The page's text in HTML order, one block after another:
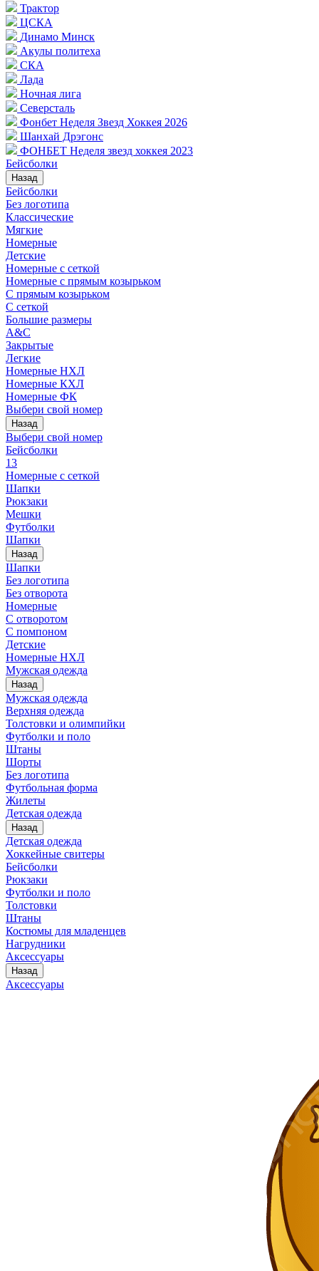
Трактор
ЦСКА
Динамо Минск
Акулы политеха
СКА
Лада
Ночная лига
Северсталь
Фонбет Неделя Звезд Хоккея 2026
Шанхай Дрэгонс
ФОНБЕТ Неделя звезд хоккея 2023
Бейсболки
Назад
Бейсболки
Без логотипа
Классические
Мягкие
Номерные
Детские
Номерные с сеткой
Номерные с прямым козырьком
С прямым козырьком
С сеткой
Большие размеры
A&C
Закрытые
Легкие
Номерные НХЛ
Номерные КХЛ
Номерные ФК
Выбери свой номер
Назад
Выбери свой номер
Бейсболки
13
Номерные с сеткой
Шапки
Рюкзаки
Мешки
Футболки
Шапки
Назад
Шапки
Без логотипа
Без отворота
Номерные
С отворотом
С помпоном
Детские
Номерные НХЛ
Мужская одежда
Назад
Мужская одежда
Верхняя одежда
Толстовки и олимпийки
Футболки и поло
Штаны
Шорты
Без логотипа
Футбольная форма
Жилеты
Детская одежда
Назад
Детская одежда
Хоккейные свитеры
Бейсболки
Рюкзаки
Футболки и поло
Толстовки
Штаны
Костюмы для младенцев
Нагрудники
Аксессуары
Назад
Аксессуары